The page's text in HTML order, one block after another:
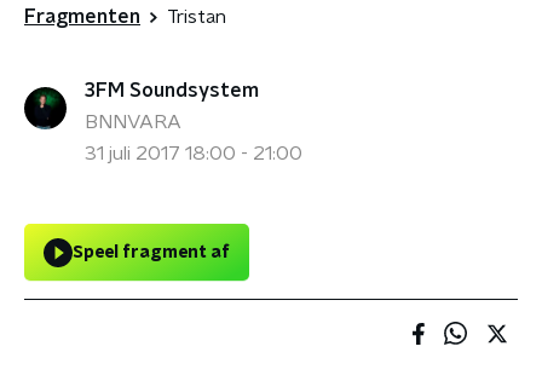
Fragmenten Tristan
3FM Soundsystem
BNNVARA
31 juli 2017 18:00 - 21:00
Speel fragment af